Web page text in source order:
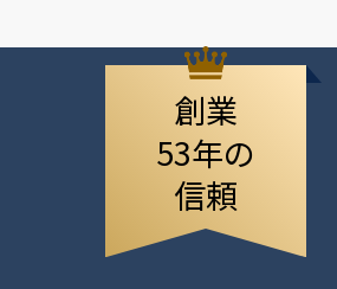
創業
53年の
信頼